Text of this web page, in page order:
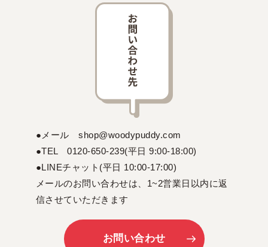
●メール shop@woodypuddy.com
●TEL 0120-650-239(平日 9:00-18:00)
●LINEチャット(平日 10:00-17:00)
メールのお問い合わせは、1~2営業日以内に返
信させていただきます
お問い合わせ